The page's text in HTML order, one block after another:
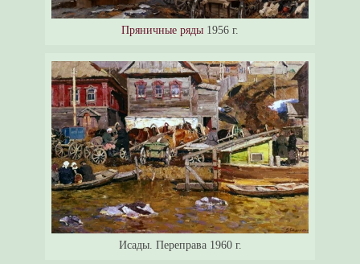
Пряничные ряды 1956 г.
Исады. Переправа 1960 г.